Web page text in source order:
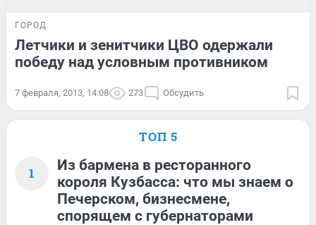
ГОРОД
Летчики и зенитчики ЦВО одержали
победу над условным противником
7 февраля, 2013, 14:08 273 Обсудить
ТОП 5
1
Из бармена в ресторанного
короля Кузбасса: что мы знаем о
Печерском, бизнесмене,
спорящем с губернаторами